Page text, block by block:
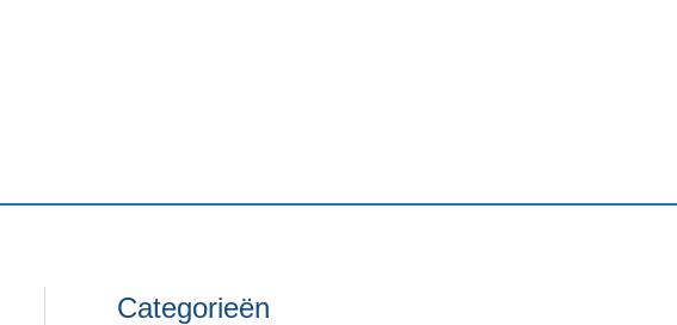
Categorieën
C
O